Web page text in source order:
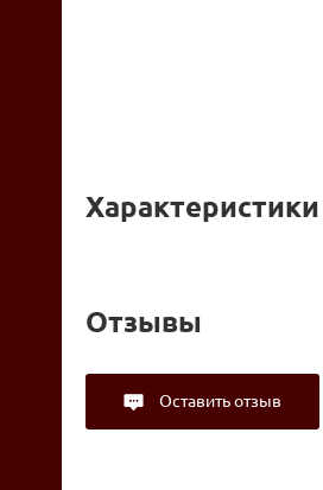
Характеристики
Отзывы
Оставить отзыв